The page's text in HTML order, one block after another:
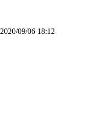
2020/09/06 18:12